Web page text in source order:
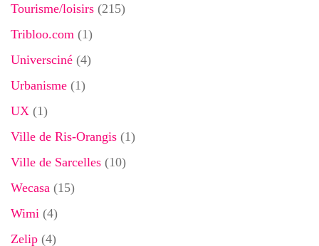
Tourisme/loisirs (215)
Tribloo.com (1)
Universciné (4)
Urbanisme (1)
UX (1)
Ville de Ris-Orangis (1)
Ville de Sarcelles (10)
Wecasa (15)
Wimi (4)
Zelip (4)